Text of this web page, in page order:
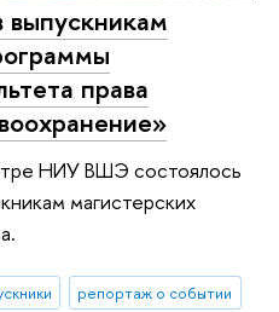
права
НИУ ВШЭ состоялось
магистерских
репортаж о событии